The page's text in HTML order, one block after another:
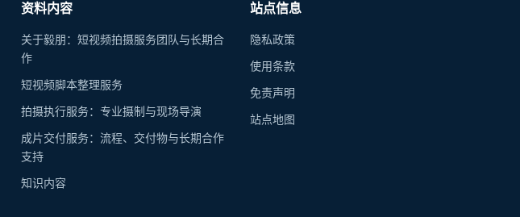
资料内容
关于毅朋：短视频拍摄服务团队与长期合
作
短视频脚本整理服务
拍摄执行服务：专业摄制与现场导演
成片交付服务：流程、交付物与长期合作
支持
知识内容
站点信息
隐私政策
使用条款
免责声明
站点地图